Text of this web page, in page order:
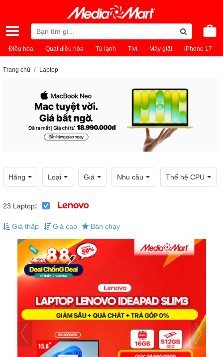
Điều hòa Quạt điều hòa Tủ lạnh Tivi Máy giặt iPhone 17
Trang chủ Laptop
Hãng Loại Giá Nhu cầu Thế hệ CPU
23 Laptop:
Giá thấp Giá cao Bán chạy